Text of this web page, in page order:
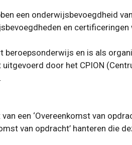
een onderwijsbevoegdheid
en certificeringen
en is als
door het CPION
een ‘Overeenkomst van
van opdracht’ hanteren die